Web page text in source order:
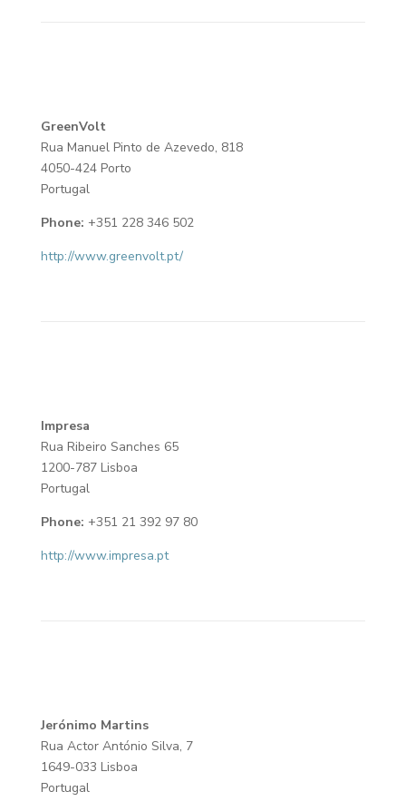
GreenVolt
Rua Manuel Pinto de Azevedo, 818
4050-424 Porto
Portugal
Phone: +351 228 346 502
http://www.greenvolt.pt/
Impresa
Rua Ribeiro Sanches 65
1200-787 Lisboa
Portugal
Phone: +351 21 392 97 80
http://www.impresa.pt
Jerónimo Martins
Rua Actor António Silva, 7
1649-033 Lisboa
Portugal